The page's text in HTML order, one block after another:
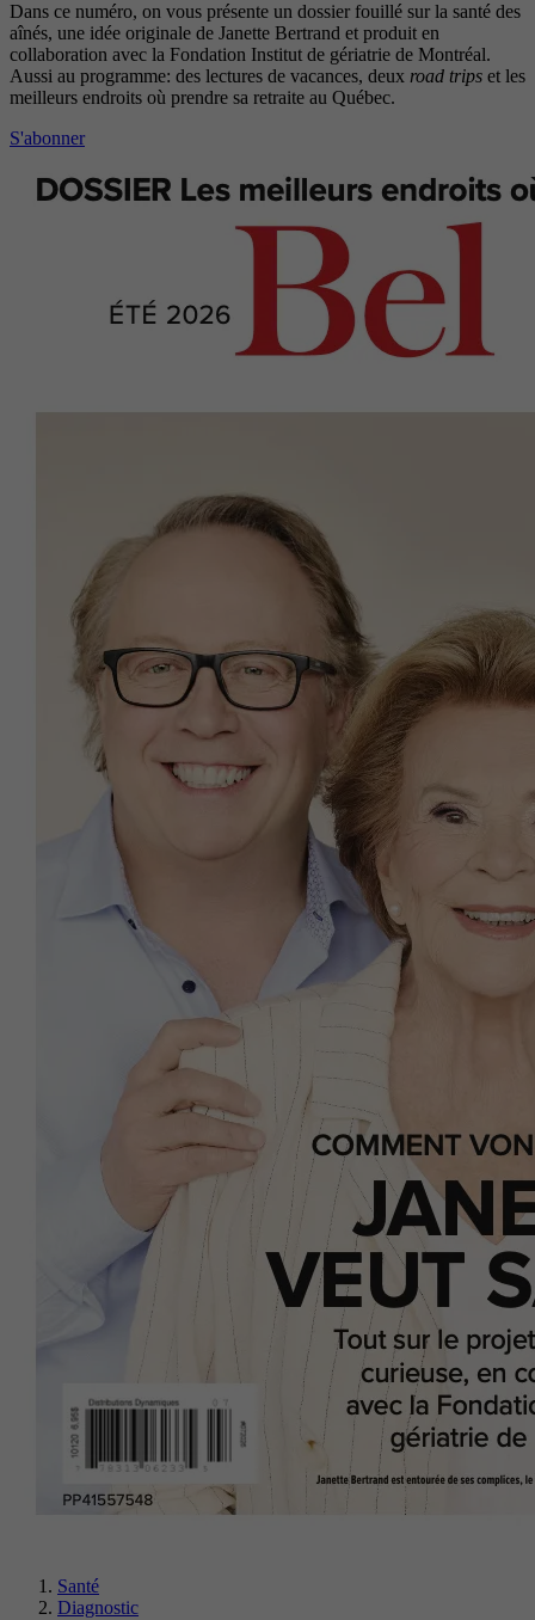
Dans ce numéro, on vous présente un dossier fouillé sur la santé des
aînés, une idée originale de Janette Bertrand et produit en
collaboration avec la Fondation Institut de gériatrie de Montréal.
Aussi au programme: des lectures de vacances, deux road trips et les
meilleurs endroits où prendre sa retraite au Québec.
S'abonner
Santé
Diagnostic